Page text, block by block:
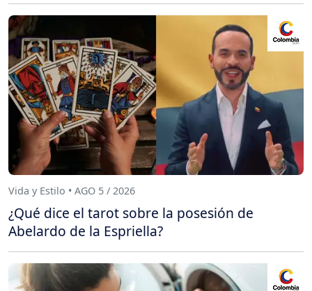
Vida y Estilo • AGO 5 / 2026
¿Qué dice el tarot sobre la posesión de
Abelardo de la Espriella?